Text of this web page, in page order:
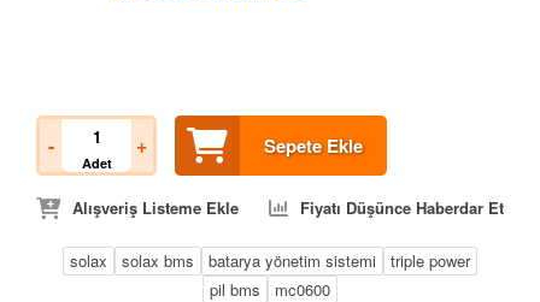
-
Adet
+ Sepete Ekle
Alışveriş Listeme Ekle Fiyatı Düşünce Haberdar Et
solax solax bms batarya yönetim sistemi
triple power
pil bms
mc0600